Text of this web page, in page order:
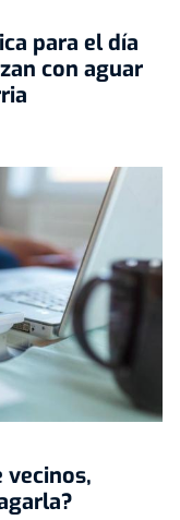
para el día
con aguar
vecinos,